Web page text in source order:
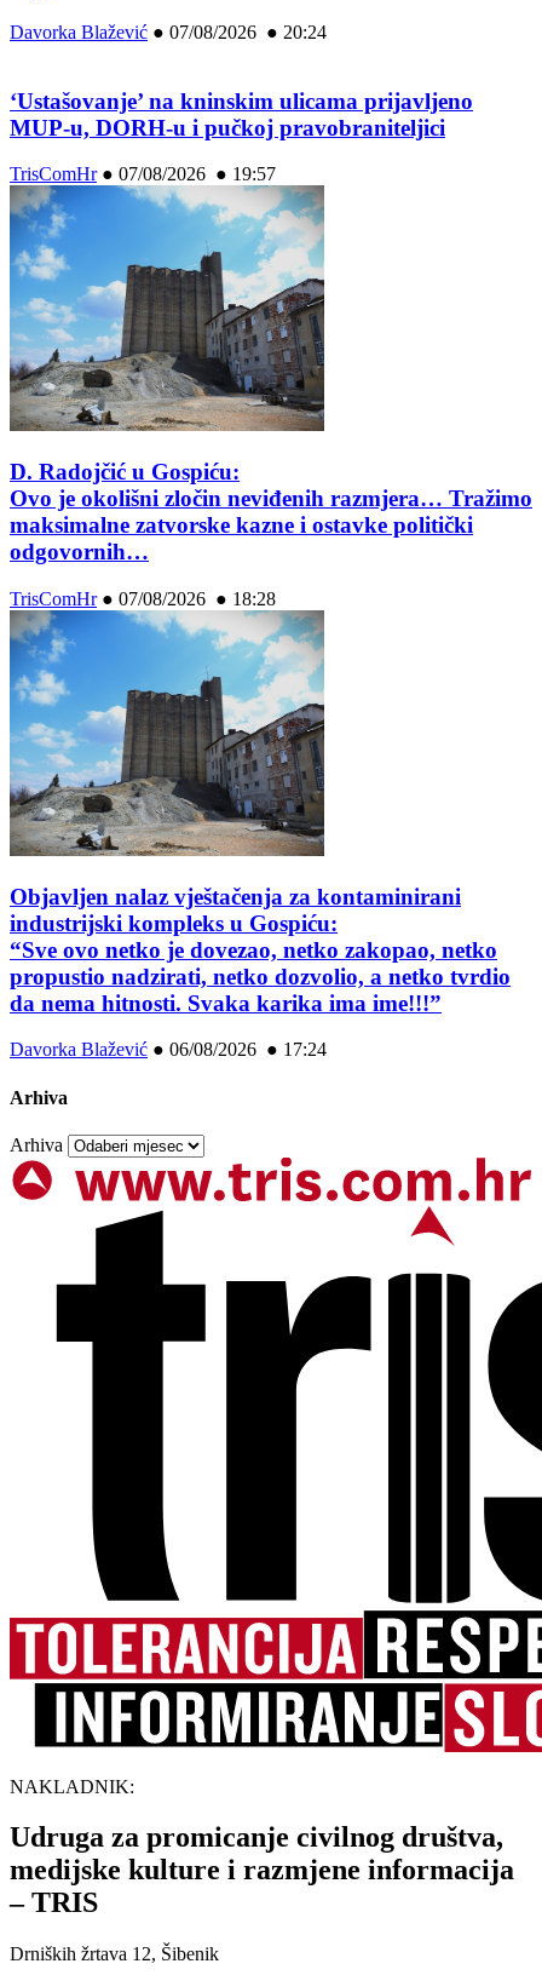
Davorka Blažević ● 07/08/2026 ● 20:24
‘Ustašovanje’ na kninskim ulicama prijavljeno
MUP-u, DORH-u i pučkoj pravobraniteljici
TrisComHr● 07/08/2026 ● 19:57
D. Radojčić u Gospiću:
Ovo je okolišni zločin neviđenih razmjera… Tražimo
maksimalne zatvorske kazne i ostavke politički
odgovornih…
TrisComHr● 07/08/2026 ● 18:28
Objavljen nalaz vještačenja za kontaminirani
industrijski kompleks u Gospiću:
“Sve ovo netko je dovezao, netko zakopao, netko
propustio nadzirati, netko dozvolio, a netko tvrdio
da nema hitnosti. Svaka karika ima ime!!!”
Davorka Blažević ● 06/08/2026 ● 17:24
Arhiva
Arhiva
NAKLADNIK:
Udruga za promicanje civilnog društva,
medijske kulture i razmjene informacija
– TRIS
Drniških žrtava 12, Šibenik